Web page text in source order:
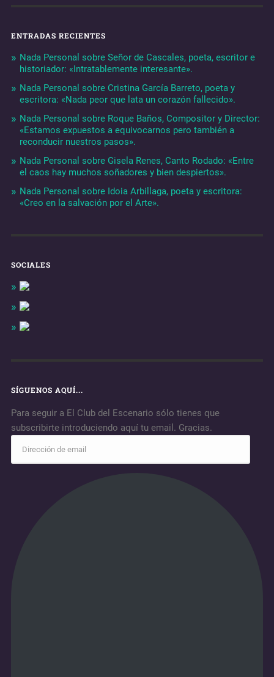
ENTRADAS RECIENTES
Nada Personal sobre Señor de Cascales, poeta, escritor e
historiador: «Intratablemente interesante».
Nada Personal sobre Cristina García Barreto, poeta y
escritora: «Nada peor que lata un corazón fallecido».
Nada Personal sobre Roque Baños, Compositor y Director:
«Estamos expuestos a equivocarnos pero también a
reconducir nuestros pasos».
Nada Personal sobre Gisela Renes, Canto Rodado: «Entre
el caos hay muchos soñadores y bien despiertos».
Nada Personal sobre Idoia Arbillaga, poeta y escritora:
«Creo en la salvación por el Arte».
SOCIALES
SÍGUENOS AQUÍ...
Para seguir a El Club del Escenario sólo tienes que
subscribirte introduciendo aquí tu email. Gracias.